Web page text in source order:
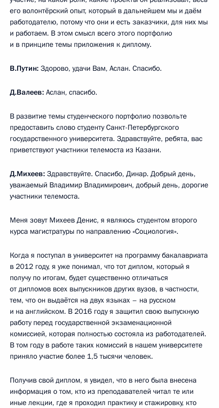
его волонтёрский опыт, который в дальнейшем мы и даём
работодателю, потому что они и есть заказчики, для них мы
и работаем. В этом смысл всего этого портфолио
и в принципе темы приложения к диплому.
В.Путин: Здорово, удачи Вам, Аслан. Спасибо.
Д.Валеев: Аслан, спасибо.
В развитие темы студенческого портфолио позвольте
предоставить слово студенту Санкт-Петербургского
государственного университета. Здравствуйте, ребята, вас
приветствуют участники телемоста из Казани.
Д.Михеев: Здравствуйте. Спасибо, Динар. Добрый день,
уважаемый Владимир Владимирович, добрый день, дорогие
участники телемоста.
Меня зовут Михеев Денис, я являюсь студентом второго
курса магистратуры по направлению «Социология».
Когда я поступал в университет на программу бакалавриата
в 2012 году, я уже понимал, что тот диплом, который я
получу по итогам, будет существенно отличаться
от дипломов всех выпускников других вузов, в частности,
тем, что он выдаётся на двух языках – на русском
и на английском. В 2016 году я защитил свою выпускную
работу перед государственной экзаменационной
комиссией, которая полностью состояла из работодателей.
В том году в работе таких комиссий в нашем университете
приняло участие более 1,5 тысячи человек.
Получив свой диплом, я увидел, что в него была внесена
информация о том, кто из преподавателей читал те или
иные лекции, где я проходил практику и стажировку, кто